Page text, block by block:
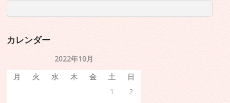
カレンダー
2022年10月
月
火 水 木 金 土 日
1
2